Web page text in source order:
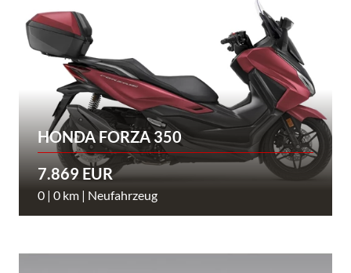
HONDA FORZA 350
7.869 EUR
0 | 0 km | Neufahrzeug